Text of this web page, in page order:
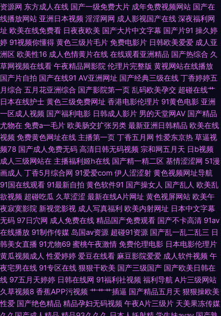
日韩欧美中字 影音先锋丝袜诱惑 97超碰护士 成人瑟瑟网站 狠狠草夜夜撸 另
类欧美 日本无码影院 香焦久久福利院 91剧场 操碰公开 国产91足交视频 老
司机福利影院 日本久久毛 午夜福利影院播放 91免费看视频 爱豆传媒在线看
国产精品蜜芽AV 91吃瓜国产视频 韩日中AV网址 在线午夜福利 超碰福利av
国产伪娘91 玖玖爽A 人人乐人人操 无码18禁 91草网站 av大全观看网址 丁香
午夜超碰 黄色三级AV 人人搞超碰免费 午夜啪啪7474 91精品丝袜国产 菠萝
av在线观看 国产精品日日摸 老司机亚洲福利 日本免费视频 午夜人成福利 俺
去也五月天网址 欧美aa网页 五月天超碰 91国内在线 草草视频亚洲 国民内射
视频 蜜桃抖阴 三级片小说五月天 影音先锋韩国美女 99国精品品 国产综合
11p 欧美极限扩肛 天天干天天橾穴 91喷浆 超碰在97人人操 黄色超鹏 欧美日
韩国产有线 五月天色社区 91视频网址入囗 国产成人伊人 麻豆99入口 日韩性
爱自拍 伊人成人999 www蜜桃视频 国产精品内射 老湿影院福利 日本热情综
合网址 亚洲黄色免费电影 a片免费视频网址 韩欧美日久 欧美色网 午夜寂寞
资源网 东方成人在线 国产一级免费大片 成年免费视频网站 国产在
线播放网站 亚洲日本视频 淫淫网网 成人影视国产在线 深夜福利网
址 欧美在线免费看 日夜夜欧美 国产大片中文字幕 国产片91 操久婷
婷 91视频你懂得 黄色三级片毛片 免费电影片 日韩欧美爱爱 成人亚
洲区 欧美性16 成人色情黄片在线 在线观看亚洲精品 国产热综合 久
草网视频在线看 午夜精品网影院 伦理片完整版 黄视网站在线播放
国产片自拍 国产在线91 AV亚洲网址 国产经典三级在线 丁香婷婷五
月综合 五月花亚洲综合 国产影院第一页 乱码欧美孕交 超碰在线艹
日本在线护士 黄色三级免费网址 香港电影伦理片 91黄色电影 亚洲
一区成人视频 国产福利电影 日韩成人影片 男的天堂网AV 国产精品
尤物在 免费a一毛片 欧美肠交扩张另类 最新亚洲日韩精品 欧美在线
视频 免费黄色网址在线 主播第一页 丁香五月网 性爱东京热 草逼视
频78 国产成人免费无码 高清日韩无码视频 宗和网五月天 日b视频
成人三级网站在 主播福利姬h在线 国产精一精二区 基情涩涩网 51漫
画成人 丁香5月综合网 91爱爱com 伊人涩涩射 黄色视频网址导航
91国在线观看 91最新自拍 黄色软件91 国产操女人 国产乱人 欧美乱
欲视频 超碰吃瓜 久草涩涩 最新在线A片网址 黄色视屏网站 欧美午
夜寂寞影院 新视觉影视 成人写真福利 欧美内射网址 日本中文字幕
无码 97日穴网 成人免费在线 精品国产免费观看 国产不卡高清 91av
在线播放 91制作传媒 岛国av资源 超碰91资源 国产乱一乱二乱三 日
韩美女直播 91尤物69 蜜桃午夜激情 免费伦理电影 日本电影伦理片
黄瓜视频成人 性爱婷婷 爱豆在线看 麻豆影院爱爱 成人软件视频 午
夜宅男在线 91专区在线 狠狠干欧美 国产三级国产 国产欧美日韩在
线 97五月天婷婷 日韩在线网 91福利社视频 福利导航 A片三级网站
久草视频8 香蕉APP污视频 艹艹艹插逼 国产精品五月天 狠狠操欧美
性爱 国产绝色精品 精品孕妇无码视频 午夜A片三级片 天美果冻传媒